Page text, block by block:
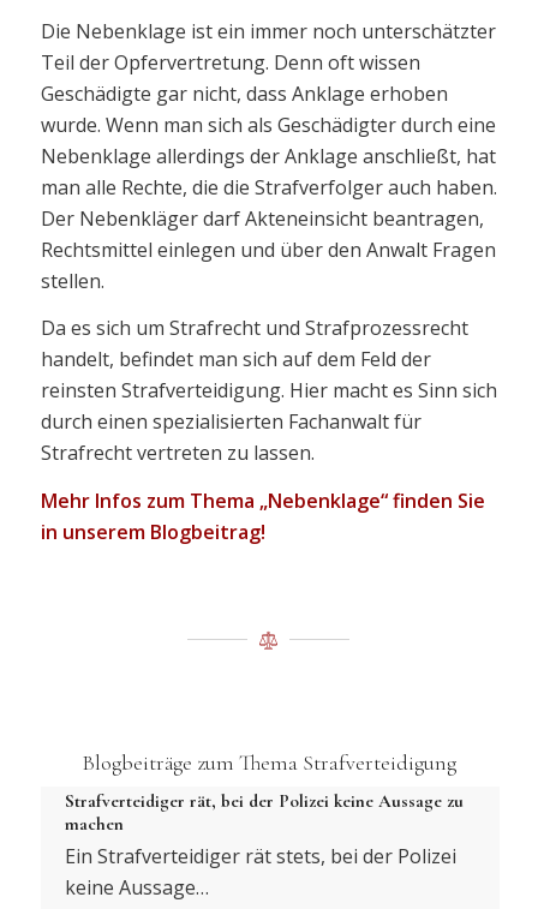
Die Nebenklage ist ein immer noch unterschätzter
Teil der Opfervertretung. Denn oft wissen
Geschädigte gar nicht, dass Anklage erhoben
wurde. Wenn man sich als Geschädigter durch eine
Nebenklage allerdings der Anklage anschließt, hat
man alle Rechte, die die Strafverfolger auch haben.
Der Nebenkläger darf Akteneinsicht beantragen,
Rechtsmittel einlegen und über den Anwalt Fragen
stellen.
Da es sich um Strafrecht und Strafprozessrecht
handelt, befindet man sich auf dem Feld der
reinsten Strafverteidigung. Hier macht es Sinn sich
durch einen spezialisierten Fachanwalt für
Strafrecht vertreten zu lassen.
Mehr Infos zum Thema „Nebenklage“ finden Sie
in unserem Blogbeitrag!
Blogbeiträge zum Thema Strafverteidigung
Strafverteidiger rät, bei der Polizei keine Aussage zu
machen
Ein Strafverteidiger rät stets, bei der Polizei
keine Aussage…